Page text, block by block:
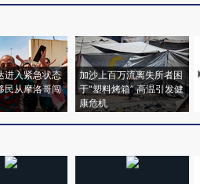
进入紧急状态
民从摩洛哥闯
加沙上百万流离失所者困
于“塑料烤箱” 高温引发健
康危机